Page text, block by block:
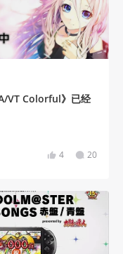
VT Colorful》已经
4 20